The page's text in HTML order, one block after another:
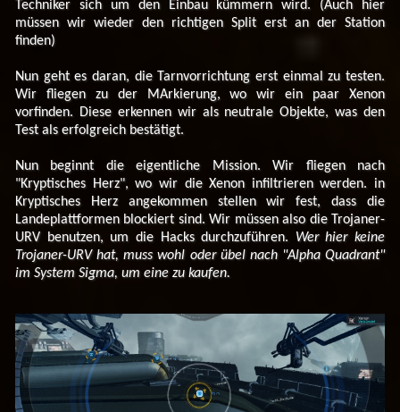
Techniker sich um den Einbau kümmern wird. (Auch hier
müssen wir wieder den richtigen Split erst an der Station
finden)
Nun geht es daran, die Tarnvorrichtung erst einmal zu testen.
Wir fliegen zu der MArkierung, wo wir ein paar Xenon
vorfinden. Diese erkennen wir als neutrale Objekte, was den
Test als erfolgreich bestätigt.
Nun beginnt die eigentliche Mission. Wir fliegen nach
"Kryptisches Herz", wo wir die Xenon infiltrieren werden. in
Kryptisches Herz angekommen stellen wir fest, dass die
Landeplattformen blockiert sind. Wir müssen also die Trojaner-
URV benutzen, um die Hacks durchzuführen. Wer hier keine
Trojaner-URV hat, muss wohl oder übel nach "Alpha Quadrant"
im System Sigma, um eine zu kaufen.